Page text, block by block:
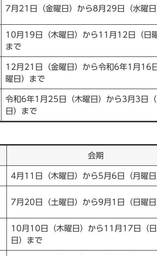
7月21日（金曜日）から8月29日（水曜
10月19日（木曜日）から11月12日（日曜
まで
12月21日（金曜日）から令和6年1月16
曜日）まで
令和6年1月25日（木曜日）から3月3日（
日）まで
会期
4月11日（木曜日）から5月6日（月曜
7月20日（土曜日）から9月1日（日曜
10月10日（木曜日）から11月17日（
日）まで